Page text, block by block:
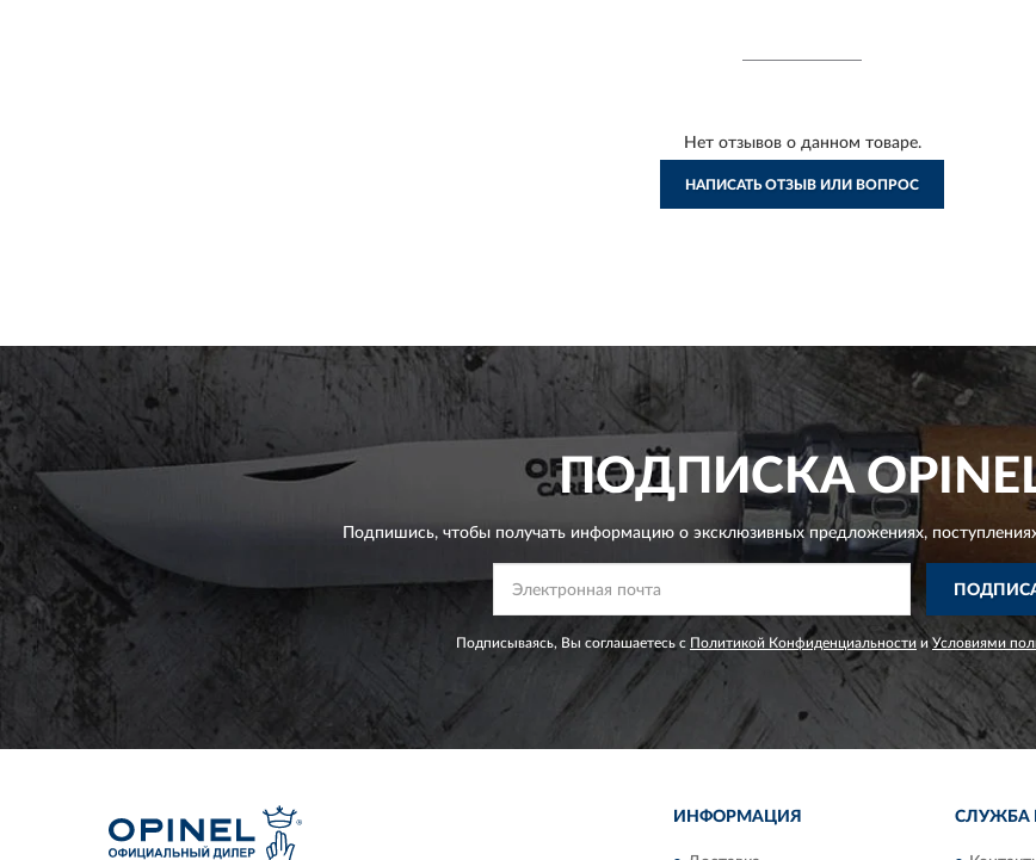
Нет отзывов о данном товаре.
НАПИСАТЬ ОТЗЫВ ИЛИ ВОПРОС
ПОДПИСКА
Подпишись, чтобы получать информацию о эксклюзивных предложениях,
Подписываясь, Вы соглашаетесь с Политикой Конфиденциальности и Условиями
ИНФОРМАЦИЯ СЛУЖБА